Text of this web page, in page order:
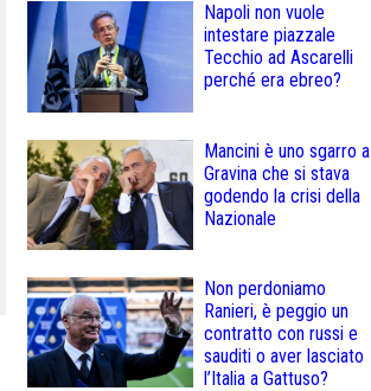
Napoli non vuole
intestare piazzale
Tecchio ad Ascarelli
perché era ebreo?
Mancini è uno sgarro a
Gravina che si stava
godendo la crisi della
Nazionale
Non perdoniamo
Ranieri, è peggio un
contratto con russi e
sauditi o aver lasciato
l’Italia a Gattuso?